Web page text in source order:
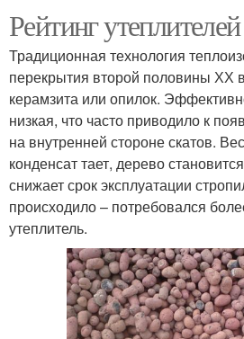
Рейтинг
Традиционная технология
перекрытия второй половины ХХ
керамзита или опилок.
низкая, что часто приводило к
на внутренней стороне скатов.
конденсат тает, дерево
снижает срок эксплуатации
происходило – потребовался
утеплитель.